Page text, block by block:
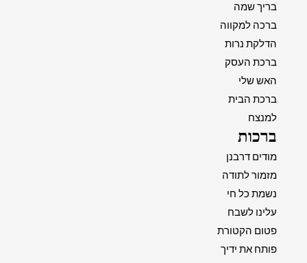
בריך שמה
ברכה למקווה
הדלקת נרות
ברכת העסק
האש שלי
ברכת הבית
למנצח
ברכות
מודים דרבנן
מזמור לתודה
נשמת כל חי
עלינו לשבח
פטום הקטורת
פותח את ידיך